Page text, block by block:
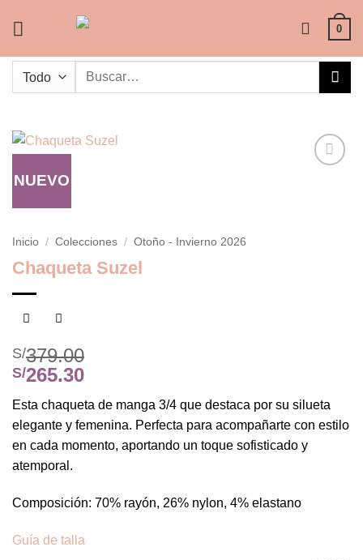
0
Buscar
NUEVO
Inicio / Colecciones / Otoño - Invierno 2026
Chaqueta Suzel
S/379.00
S/265.30
Esta chaqueta de manga 3/4 que destaca por su silueta
elegante y femenina. Perfecta para acompañarte con estilo
en cada momento, aportando un toque sofisticado y
atemporal.
Composición: 70% rayón, 26% nylon, 4% elastano
Guía de talla